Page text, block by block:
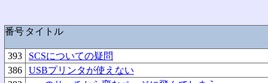
番号 タイトル
393
SCSについての疑問
386
USBプリンタが使えない